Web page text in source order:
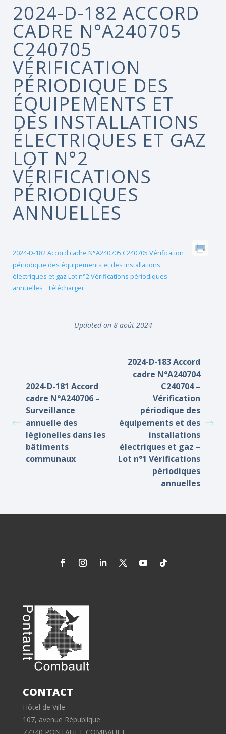
2024-D-182 ACCORD
CADRE N°A240705
C240705
VÉRIFICATION
PÉRIODIQUE DES
ÉQUIPEMENTS ET
DES INSTALLATIONS
ÉLECTRIQUES ET GAZ
LOT N°2
VÉRIFICATIONS
PÉRIODIQUES
ANNUELLES
2024-D-182 Accord cadre N°A240705 C240705 Vérification
périodique des équipements et des installations
électriques et gaz Lot n°2 Vérifications périodiques
annuelles
Télécharger
Updated on 8 août 2024
2024-D-181 Accord
cadre N°A240706 –
Surveillance
annuelle des
légionelles dans les
bâtiments
communaux
2024-D-183 Accord
cadre N°A240704
C240704 –
Vérification
périodique des
équipements et des
installations
électriques et gaz –
Lot n°1 Vérifications
périodiques
annuelles
CONTACT
Hôtel de Ville
107, avenue République